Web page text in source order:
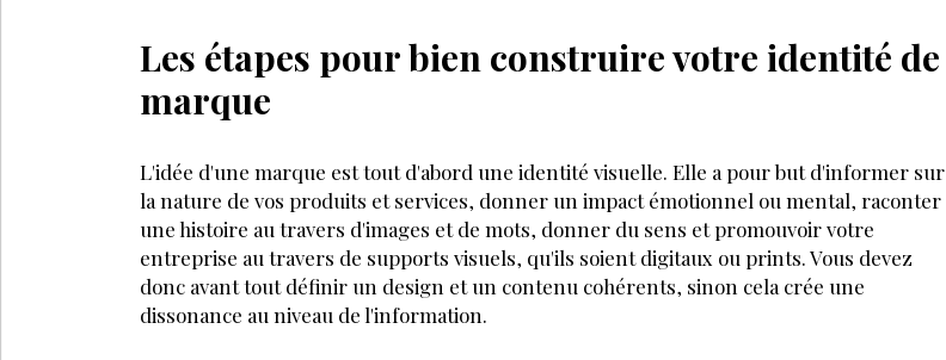
Les étapes pour bien construire votre identité de
marque
L'idée d'une marque est tout d'abord une identité visuelle. Elle a pour but d'informer sur
la nature de vos produits et services, donner un impact émotionnel ou mental, racon­ter
une histoire au travers d'images et de mots, donner du sens et promouvoir votre
entreprise au travers de sup­ports visuels, qu'ils soient digitaux ou prints. Vous devez
donc avant tout définir un design et un contenu cohérents, sinon cela crée une
dissonance au niveau de l'information.